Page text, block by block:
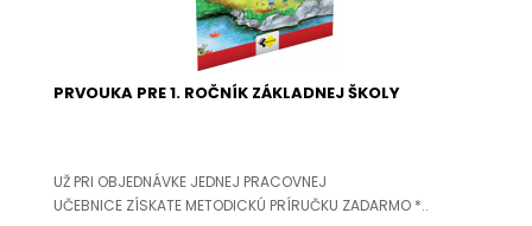
PRVOUKA PRE 1. ROČNÍK ZÁKLADNEJ ŠKOLY
UŽ PRI OBJEDNÁVKE JEDNEJ PRACOVNEJ
UČEBNICE ZÍSKATE METODICKÚ PRÍRUČKU ZADARMO *..